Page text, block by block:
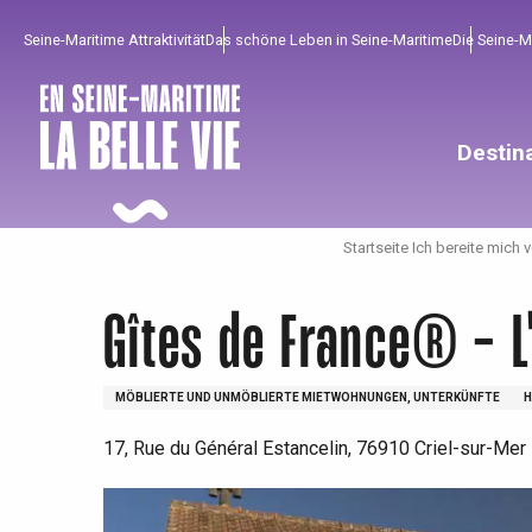
principal
Seine-Maritime AttraktivitätDas schöne Leben in Seine-MaritimeDie Seine-
Um zu profitieren
Unumgänglich
Gut aus der Heimat !
Startseite Ich bereite mich
Gîtes de France® -
MÖBLIERTE UND UNMÖBLIERTE MIETWOHNUNGEN, UNTERKÜNFTE
17, Rue du Général Estancelin, 76910 Criel-sur-Mer